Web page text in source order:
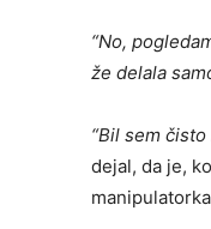
“No,
že delala
“Bil sem
dejal, da je,